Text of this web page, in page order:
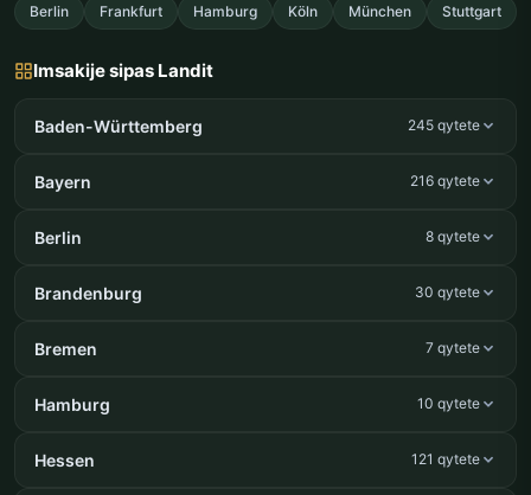
Berlin Frankfurt Hamburg Köln München Stuttgart
Imsakije sipas Landit
Baden-Württemberg 245 qytete
Bayern 216 qytete
Berlin 8 qytete
Brandenburg 30 qytete
Bremen 7 qytete
Hamburg 10 qytete
Hessen 121 qytete